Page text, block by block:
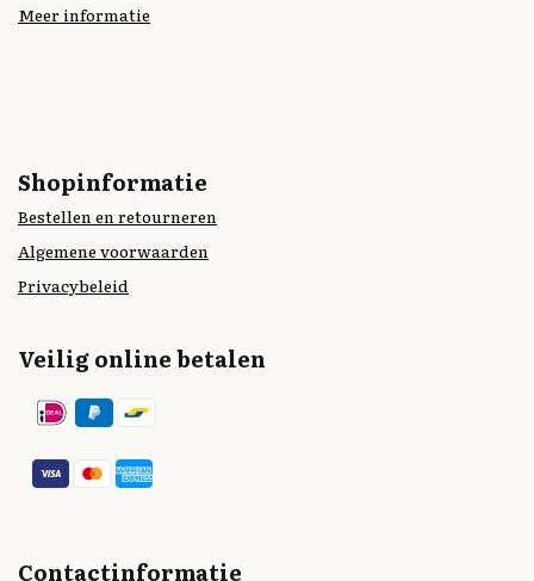
Meer informatie
Shopinformatie
Bestellen en retourneren
Algemene voorwaarden
Privacybeleid
Veilig online betalen
Contactinformatie